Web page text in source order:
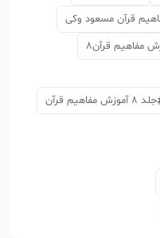
قرآن مسعود وکی
مفاهیم قرآن8
جلد 8 آموزش مفاهیم قرآن